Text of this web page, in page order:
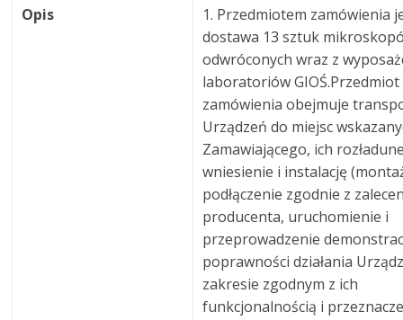
Opis
1. Przedmiotem zamówienia
dostawa 13 sztuk
odwróconych wraz z
laboratoriów GIOŚ.Przedmiot
zamówienia obejmuje
Urządzeń do miejsc
Zamawiającego, ich
wniesienie i instalację
podłączenie zgodnie z
producenta, uruchomienie i
przeprowadzenie
poprawności działania
zakresie zgodnym z ich
funkcjonalnością i